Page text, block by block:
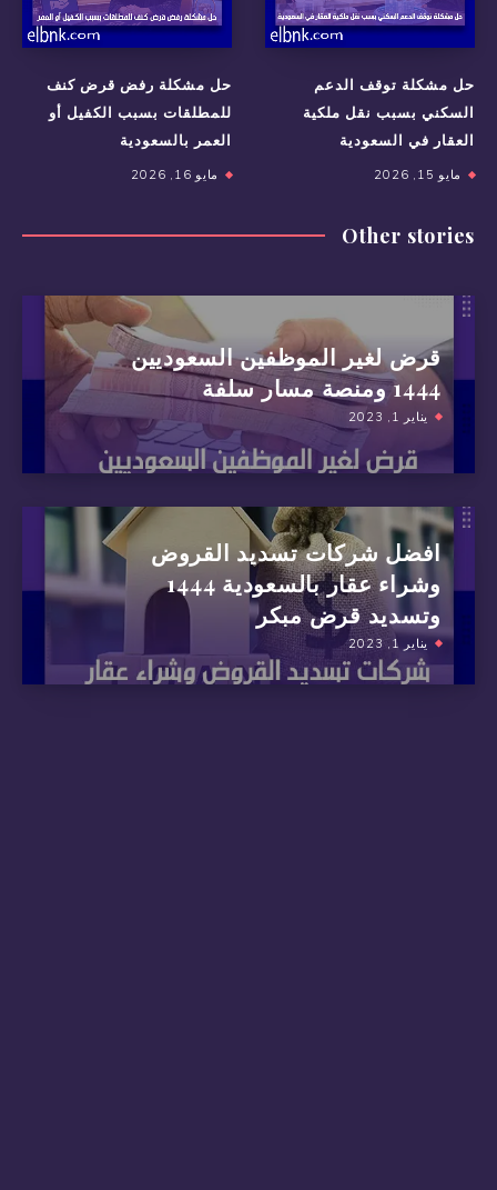
حل مشكلة رفض قرض كنف
للمطلقات بسبب الكفيل أو
العمر بالسعودية
مايو 16, 2026
حل مشكلة توقف الدعم
السكني بسبب نقل ملكية
العقار في السعودية
مايو 15, 2026
Other stories
قرض لغير الموظفين السعوديين
1444 ومنصة مسار سلفة
يناير 1, 2023
افضل شركات تسديد القروض
وشراء عقار بالسعودية 1444
وتسديد قرض مبكر
يناير 1, 2023